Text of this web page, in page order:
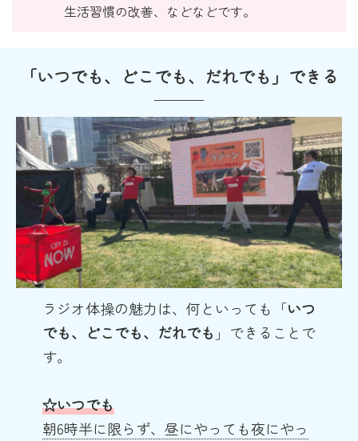
生活習慣の改善、などなどです。
「いつでも、どこでも、だれでも」できる
ラジオ体操の魅力は、何といっても「いつ
でも、どこでも、だれでも 」できることで
す。
☆いつでも
朝6時半に限らず、昼にやっても夜にやっ